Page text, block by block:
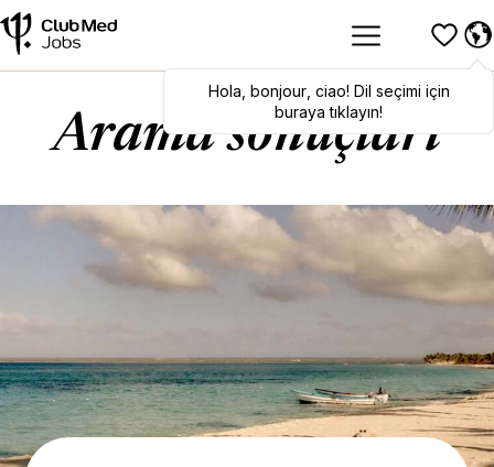
Hola,bonjour,ciao! To switch
languages, click here!
Hola bonjour, ciao! Dil seçimi için
buraya tıklayın!
Arama sonuçları